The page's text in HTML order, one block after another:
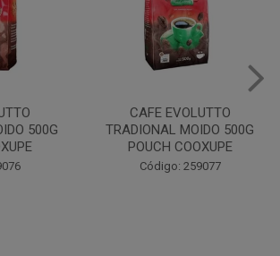
500G
CAFE EVOLUTTO
TRADIONAL MOIDO 500G
POUCH COOXUPE
Código: 259077